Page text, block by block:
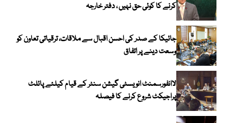
کرنے کا کوئی حق نہیں ، دفتر خارجہ
جائیکا کے صدر کی احسن اقبال سے ملاقات، ترقیاتی تعاون کو
وسعت دینے پر اتفاق
لاانفورسمنٹ انویسٹی گیشن سنٹر کے قیام کیلئے پائلٹ
پراجیکٹ شروع کرنے کا فیصلہ